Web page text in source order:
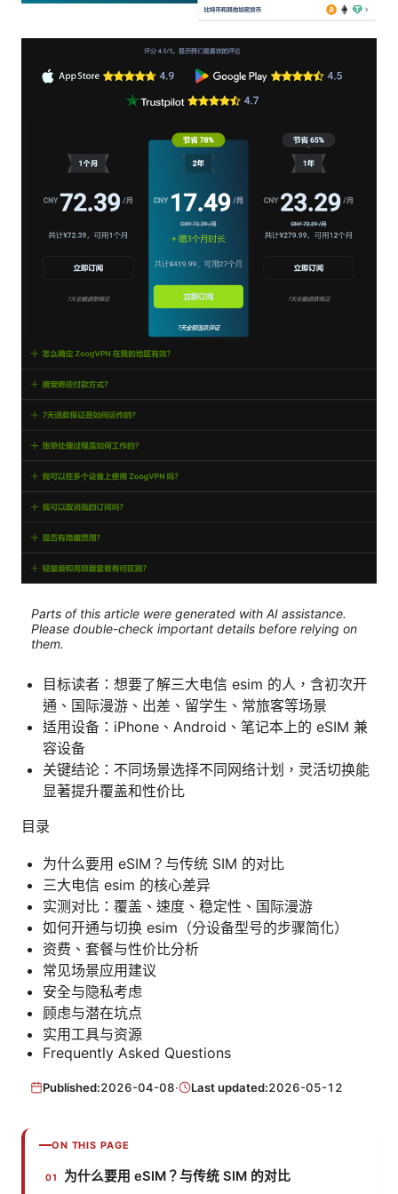
Parts of this article were generated with AI assistance.
Please double-check important details before relying on
them.
目标读者：想要了解三大电信 esim 的人，含初次开
通、国际漫游、出差、留学生、常旅客等场景
适用设备：iPhone、Android、笔记本上的 eSIM 兼
容设备
关键结论：不同场景选择不同网络计划，灵活切换能
显著提升覆盖和性价比
目录
为什么要用 eSIM？与传统 SIM 的对比
三大电信 esim 的核心差异
实测对比：覆盖、速度、稳定性、国际漫游
如何开通与切换 esim（分设备型号的步骤简化）
资费、套餐与性价比分析
常见场景应用建议
安全与隐私考虑
顾虑与潜在坑点
实用工具与资源
Frequently Asked Questions
Published:2026-04-08· Last updated:2026-05-12
ON THIS PAGE
为什么要用 eSIM？与传统 SIM 的对比